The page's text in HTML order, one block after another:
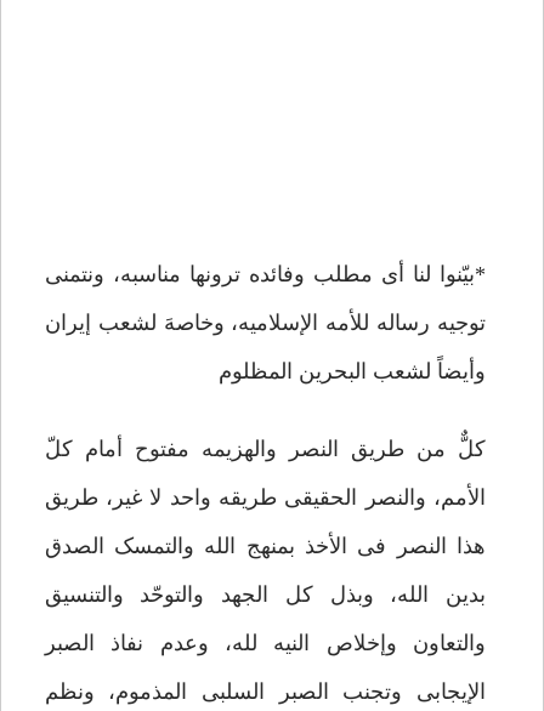
*بیّنوا لنا أی مطلب وفائده ترونها مناسبه، ونتمنى
توجیه رساله للأمه الإسلامیه، وخاصهَ لشعب إیران
وأیضاً لشعب البحرین المظلوم
کلٌّ من طریق النصر والهزیمه مفتوح أمام کلّ
الأمم، والنصر الحقیقی طریقه واحد لا غیر، طریق
هذا النصر فی الأخذ بمنهج الله والتمسک الصدق
بدین الله، وبذل کل الجهد والتوحّد والتنسیق
والتعاون وإخلاص النیه لله، وعدم نفاذ الصبر
الإیجابی وتجنب الصبر السلبی المذموم، ونظم